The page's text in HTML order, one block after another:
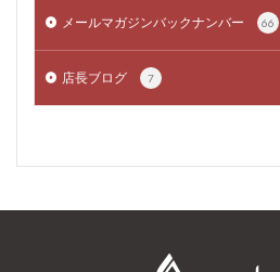
メールマガジンバックナンバー 66
店長ブログ 7